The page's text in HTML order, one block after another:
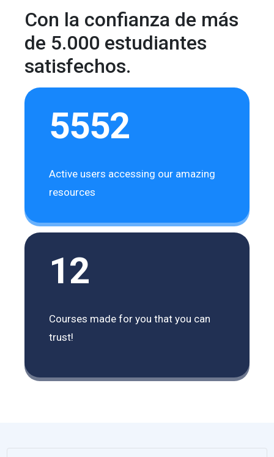
Con la confianza de más
de 5.000 estudiantes
satisfechos.
5552
Active users accessing our amazing
resources
12
Courses made for you that you can
trust!